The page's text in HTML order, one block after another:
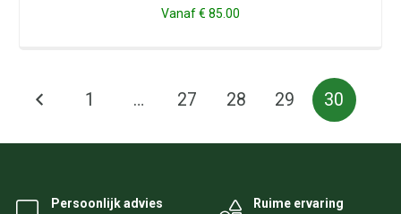
Vanaf€ 85.00
1 … 27 28 29 30
Persoonlijk advies
Ruime ervaring